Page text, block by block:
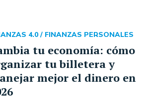
tu economía: cómo
tu billetera y
mejor el dinero en
4.0 / FINANZAS PERSONALES